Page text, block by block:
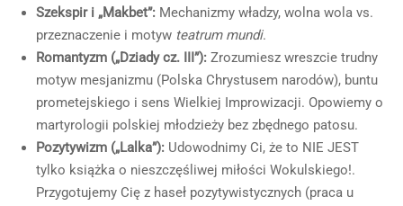
Szekspir i „Makbet”: Mechanizmy władzy, wolna wola vs.
przeznaczenie i motyw teatrum mundi.
Romantyzm („Dziady cz. III”): Zrozumiesz wreszcie trudny
motyw mesjanizmu (Polska Chrystusem narodów), buntu
prometejskiego i sens Wielkiej Improwizacji. Opowiemy o
martyrologii polskiej młodzieży bez zbędnego patosu.
Pozytywizm („Lalka”): Udowodnimy Ci, że to NIE JEST
tylko książka o nieszczęśliwej miłości Wokulskiego!.
Przygotujemy Cię z haseł pozytywistycznych (praca u